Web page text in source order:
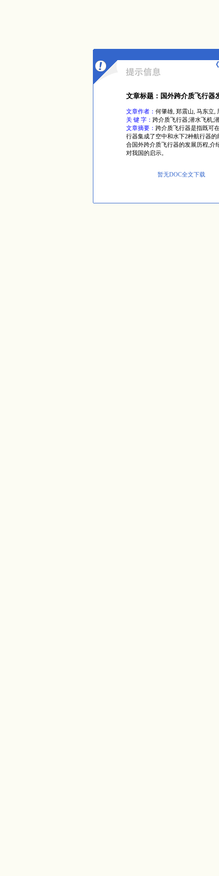
文章标题：国外跨介质飞行器
文章作者： 何肇雄, 郑震山, 马东立,
关 键 字： 跨介质飞行器;潜水飞机;
文章摘要： 跨介质飞行器是指既可
行器集成了空中和水下2种航行器
合国外跨介质飞行器的发展历程,介
对我国的启示。
暂无DOC全文下载